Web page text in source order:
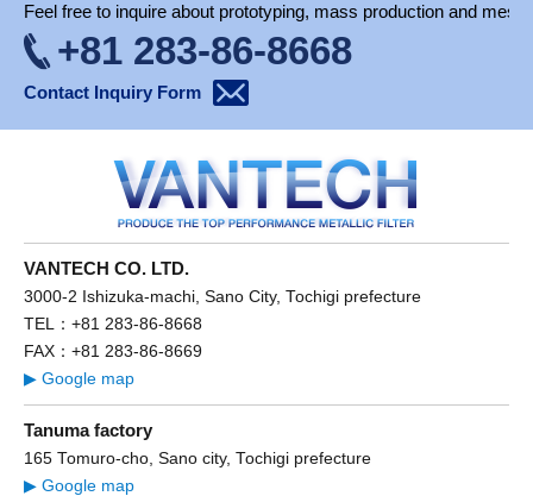
Feel free to inquire about prototyping, mass production and mesh
+81 283-86-8668
Contact Inquiry Form
VANTECH CO. LTD.
3000-2 Ishizuka-machi, Sano City, Tochigi prefecture
TEL：+81 283-86-8668
FAX：+81 283-86-8669
▶ Google map
Tanuma factory
165 Tomuro-cho, Sano city, Tochigi prefecture
▶ Google map